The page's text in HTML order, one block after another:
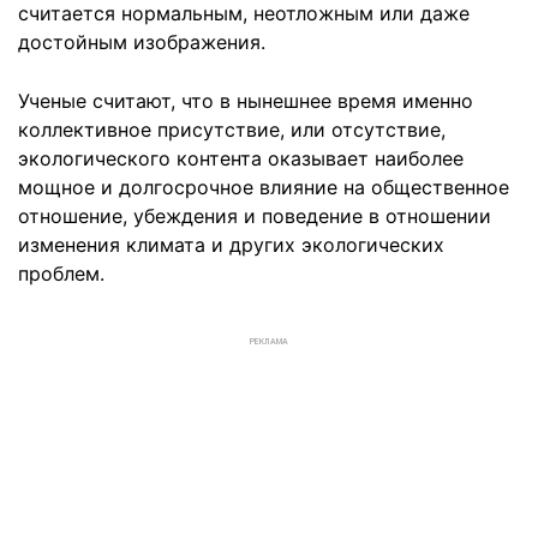
считается нормальным, неотложным или даже
достойным изображения.
Ученые считают, что в нынешнее время именно
коллективное присутствие, или отсутствие,
экологического контента оказывает наиболее
мощное и долгосрочное влияние на общественное
отношение, убеждения и поведение в отношении
изменения климата и других экологических
проблем.
РЕКЛАМА